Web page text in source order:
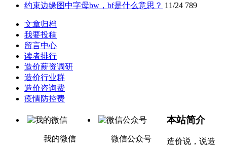
约束边缘图中字母bw，bf是什么意思？ 11/24 789
文章归档
我要投稿
留言中心
读者排行
造价薪资调研
造价行业群
造价咨询费
疫情防控费
我的微信 微信公众号
本站简介
造价说，说造